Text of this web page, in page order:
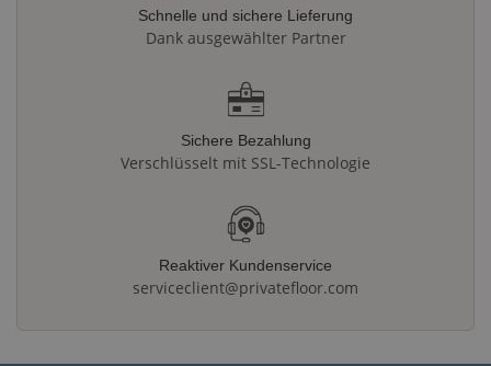
Schnelle und sichere Lieferung
Dank ausgewählter Partner
Sichere Bezahlung
Verschlüsselt mit SSL-Technologie
Reaktiver Kundenservice
serviceclient@privatefloor.com